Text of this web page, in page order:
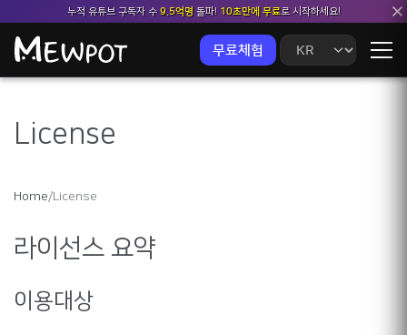
누적 유튜브 구독자 수9.5억명돌파! 10초만에 무료로 시작하세요!
무료체험
License
Home/License
라이선스 요약
이용대상